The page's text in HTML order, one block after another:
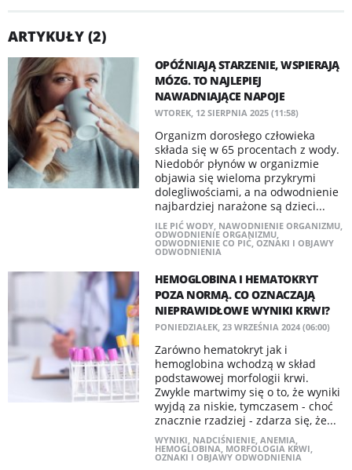
ARTYKUŁY (2)
OPÓŹNIAJĄ STARZENIE, WSPIERAJĄ
MÓZG. TO NAJLEPIEJ
NAWADNIAJĄCE NAPOJE
WTOREK, 12 SIERPNIA 2025 (11:58)
Organizm dorosłego człowieka
składa się w 65 procentach z wody.
Niedobór płynów w organizmie
objawia się wieloma przykrymi
dolegliwościami, a na odwodnienie
najbardziej narażone są dzieci...
ILE PIĆ WODY, NAWODNIENIE ORGANIZMU,
ODWODNIENIE ORGANIZMU,
ODWODNIENIE CO PIĆ, OZNAKI I OBJAWY
ODWODNIENIA
HEMOGLOBINA I HEMATOKRYT
POZA NORMĄ. CO OZNACZAJĄ
NIEPRAWIDŁOWE WYNIKI KRWI?
PONIEDZIAŁEK, 23 WRZEŚNIA 2024 (06:00)
Zarówno hematokryt jak i
hemoglobina wchodzą w skład
podstawowej morfologii krwi.
Zwykle martwimy się o to, że wyniki
wyjdą za niskie, tymczasem - choć
znacznie rzadziej - zdarza się, że...
WYNIKI, NADCIŚNIENIE, ANEMIA,
HEMOGLOBINA, MORFOLOGIA KRWI,
OZNAKI I OBJAWY ODWODNIENIA